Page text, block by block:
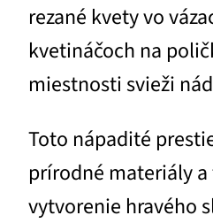
rezané kvety vo
kvetináčoch na
miestnosti svieži
Toto nápadité
prírodné materiály
vytvorenie hravého